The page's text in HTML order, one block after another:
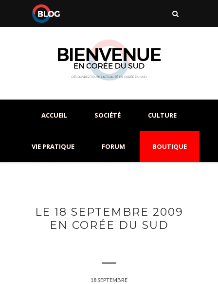
ACCUEIL SOCIÉTÉ CULTURE
VIE PRATIQUE FORUM BOUTIQUE
LE 18 SEPTEMBRE 2009
EN CORÉE DU SUD
18 SEPTEMBRE